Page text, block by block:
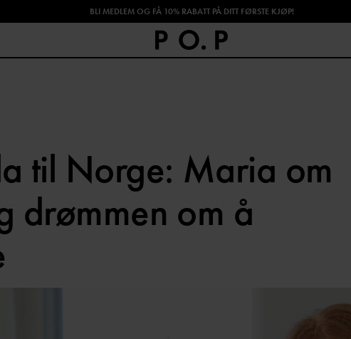
BLI MEDLEM OG FÅ 10% RABATT PÅ DITT FØRSTE KJØP!
SHOP HØSTENS NYHETER!
til Norge: Maria om
drømmen om å